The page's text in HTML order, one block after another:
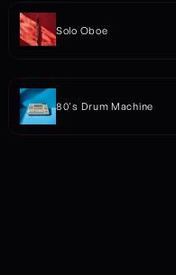
Solo Oboe
80's Drum Machine